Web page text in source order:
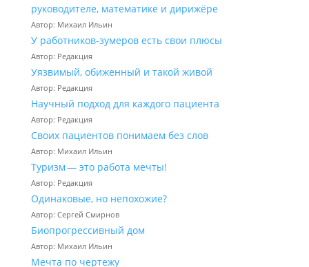
руководителе, математике и дирижёре
Автор: Михаил Ильин
У работников‑зумеров есть свои плюсы
Автор: Редакция
Уязвимый, обиженный и такой живой
Автор: Редакция
Научный подход для каждого пациента
Автор: Редакция
Своих пациентов понимаем без слов
Автор: Михаил Ильин
Туризм — это работа мечты!
Автор: Редакция
Одинаковые, но непохожие?
Автор: Сергей Смирнов
Биопрогрессивный дом
Автор: Михаил Ильин
Мечта по чертежу